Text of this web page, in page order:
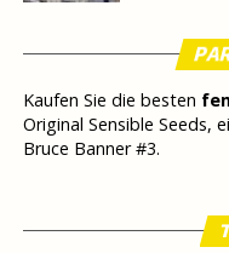
Kaufen Sie die besten
Original Sensible Seeds,
Bruce Banner #3.